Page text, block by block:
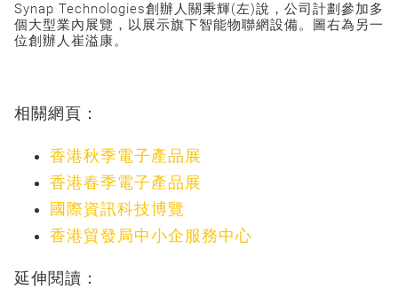
Synap Technologies創辦人關秉輝(左)說，公司計劃參加多
個大型業內展覽，以展示旗下智能物聯網設備。圖右為另一
位創辦人崔溢康。
相關網頁：
香港秋季電子產品展
香港春季電子產品展
國際資訊科技博覽
香港貿發局中小企服務中心
延伸閱讀：